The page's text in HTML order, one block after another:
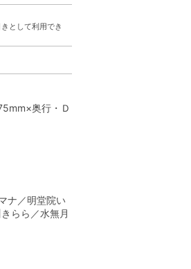
として利用でき
奥行・Ｄ
ナ／明堂院い
らら／水無月